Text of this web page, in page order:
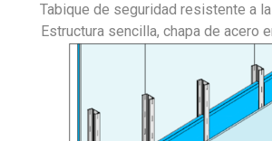
Tabique de seguridad resistente a
Estructura sencilla, chapa de acero